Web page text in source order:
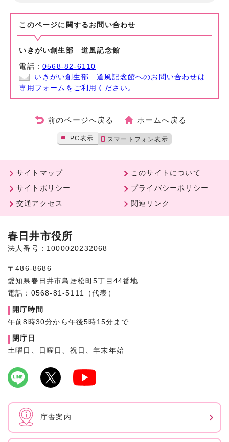
このページに関する お問い合わせ
いきがい創生部 道風記念館
電話：0568-82-6110
いきがい創生部 道風記念館へのお問い合わせは
専用フォームをご利用ください。
前のページへ戻る ホームへ戻る
PC表示 スマートフォン表示
サイトマップ
このサイトについて
サイトポリシー
プライバシーポリシー
交通アクセス
関連リンク
春日井市役所
法人番号：1000020232068
〒486-8686
愛知県春日井市鳥居松町5丁目44番地
電話：0568-81-5111（代表）
開庁時間
午前8時30分から午後5時15分まで
閉庁日
土曜日、日曜日、祝日、年末年始
庁舎案内